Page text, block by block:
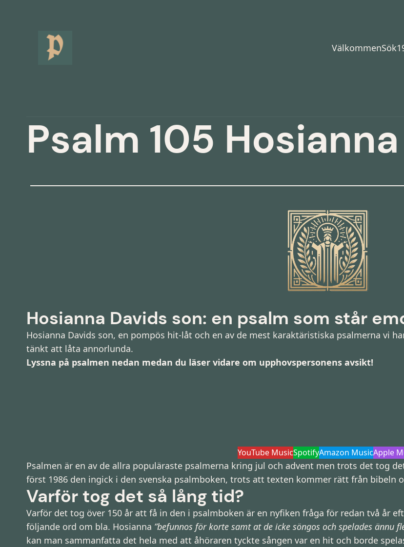
VälkommenSök
Psalm 105
Hosianna Davids son: en psalm som står
Hosianna Davids son, en pompös hit-låt och en av de mest karaktäristiska psalmerna vi
tänkt att låta annorlunda.
Lyssna på psalmen nedan medan du läser vidare om upphovspersonens avsikt!
YouTube MusicSpotifyAmazon MusicApple
Psalmen är en av de allra populäraste psalmerna kring jul och advent men trots det tog
först 1986 den ingick i den svenska psalmboken, trots att texten kommer rätt från bibeln
Varför tog det så lång tid?
Varför det tog över 150 år att få in den i psalmboken är en nyfiken fråga för redan två år
följande ord om bla. Hosianna ”befunnos för korte samt at de icke söngos och spelades ännu
kan man sammanfatta det hela med att åhöraren tyckte sången var en hit och borde